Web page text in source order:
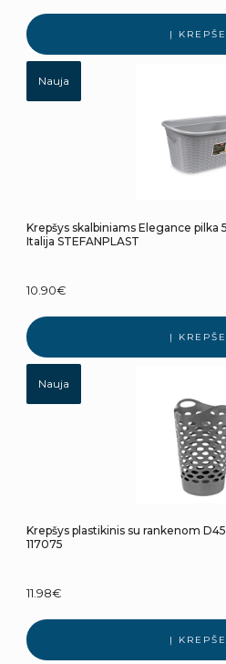
Į
Nauja
Krepšys skalbiniams Elegance pilka
Italija STEFANPLAST
10.90€
Į
Nauja
Krepšys plastikinis su rankenom
117075
11.98€
Į